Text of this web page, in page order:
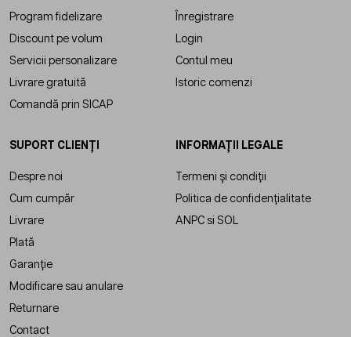
Program fidelizare
Discount pe volum
Servicii personalizare
Livrare gratuită
Comandă prin SICAP
Înregistrare
Login
Contul meu
Istoric comenzi
SUPORT CLIENȚI
Despre noi
Cum cumpăr
Livrare
Plată
Garanție
Modificare sau anulare
Returnare
Contact
INFORMAȚII LEGALE
Termeni și condiții
Politica de confidențialitate
ANPC si SOL